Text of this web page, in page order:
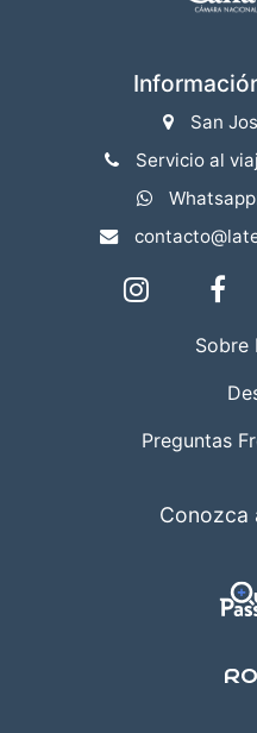
San
Servicio al
Sobre
Preguntas
Conozca